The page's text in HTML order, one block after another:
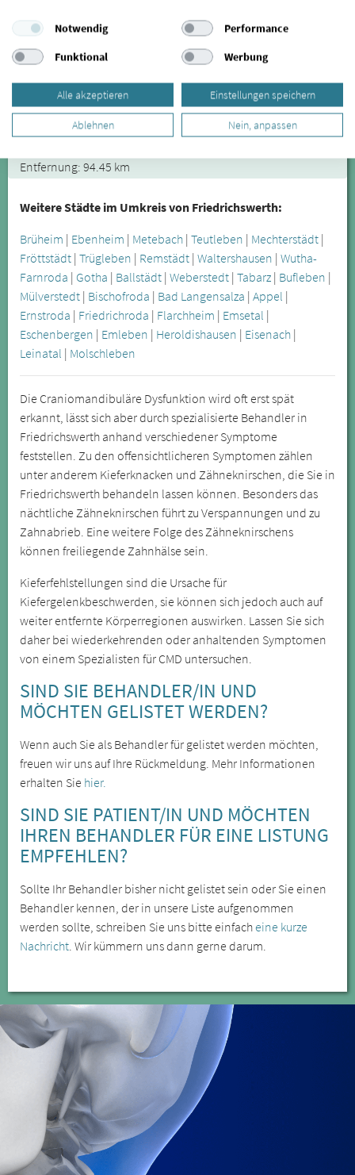
Zahnarzt
Zahnarztpraxis Dr. med. dent. Panitz
Ludwigstraße 10
0971 69903-70
Entfernung: 94.45 km
Weitere Städte im Umkreis von Friedrichswerth:
Brüheim | Ebenheim | Metebach | Teutleben | Mechterstädt |
Fröttstädt | Trügleben | Remstädt | Waltershausen | Wutha-
Farnroda | Gotha | Ballstädt | Weberstedt | Tabarz | Bufleben |
Mülverstedt | Bischofroda | Bad Langensalza | Appel |
Ernstroda | Friedrichroda | Flarchheim | Emsetal |
Eschenbergen | Emleben | Heroldishausen | Eisenach |
Leinatal | Molschleben
Die Craniomandibuläre Dysfunktion wird oft erst spät
erkannt, lässt sich aber durch spezialisierte Behandler in
Friedrichswerth anhand verschiedener Symptome
feststellen. Zu den offensichtlicheren Symptomen zählen
unter anderem Kieferknacken und Zähneknirschen, die Sie in
Friedrichswerth behandeln lassen können. Besonders das
nächtliche Zähneknirschen führt zu Verspannungen und zu
Zahnabrieb. Eine weitere Folge des Zähneknirschens
können freiliegende Zahnhälse sein.
Kieferfehlstellungen sind die Ursache für
Kiefergelenkbeschwerden, sie können sich jedoch auch auf
weiter entfernte Körperregionen auswirken. Lassen Sie sich
daher bei wiederkehrenden oder anhaltenden Symptomen
von einem Spezialisten für CMD untersuchen.
SIND SIE BEHANDLER/IN UND
MÖCHTEN GELISTET WERDEN?
Wenn auch Sie als Behandler für gelistet werden möchten,
freuen wir uns auf Ihre Rückmeldung. Mehr Informationen
erhalten Sie hier.
SIND SIE PATIENT/IN UND MÖCHTEN
IHREN BEHANDLER FÜR EINE LISTUNG
EMPFEHLEN?
Sollte Ihr Behandler bisher nicht gelistet sein oder Sie einen
Behandler kennen, der in unsere Liste aufgenommen
werden sollte, schreiben Sie uns bitte einfacheine kurze
Nachricht. Wir kümmern uns dann gerne darum.
Notwendig
Performance
Funktional
Werbung
Alle akzeptieren Einstellungen speichern
Ablehnen Nein, anpassen